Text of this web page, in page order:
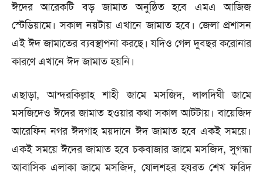
ঈদের আরেকটি বড় জামাত অনুষ্ঠিত হবে এমএ আজিজ
স্টেডিয়ামে। সকাল নয়টায় এখানে জামাত হবে। জেলা প্রশাসন
এই ঈদ জামাতের ব্যবস্থাপনা করছে। যদিও গেল দুবছর করোনার
কারণে এখানে ঈদ জামাত হয়নি।
এছাড়া, আন্দরকিল্লাহ শাহী জামে মসজিদ, লালদিঘী জামে
মসজিদেও ঈদের জামাত হওয়ার কথা সকাল আটটায়। বায়েজিদ
আরেফিন নগর ঈদগাহ ময়দানে ঈদ জামাত হবে একই সময়ে।
একই সময়ে ঈদের জামাত হবে চকবাজার জামে মসজিদ, সুগন্ধা
আবাসিক এলাকা জামে মসজিদ, ষোলশহর হযরত শেখ ফরিদ